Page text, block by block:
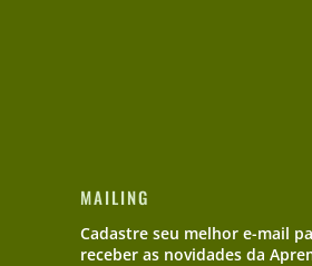
MAILING
Cadastre seu melhor e-mail
receber as novidades da